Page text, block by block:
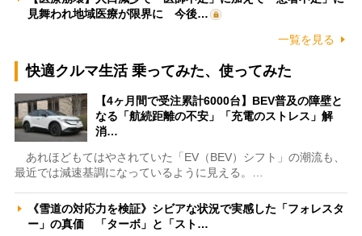
見舞われ地域医療が限界に 今後…
一覧を見る
快適クルマ生活 乗ってみた、使ってみた
【4ヶ月間で受注累計6000台】BEV普及の障壁と
なる「航続距離の不安」「充電のストレス」解
消…
あれほどもてはやされていた「EV（BEV）シフト」の潮流も、
最近では減速基調になっているように見える。…
《雪道の対応力を検証》シビアな状況で実感した「フォレスタ
ー」の真価 「ターボ」と「スト…